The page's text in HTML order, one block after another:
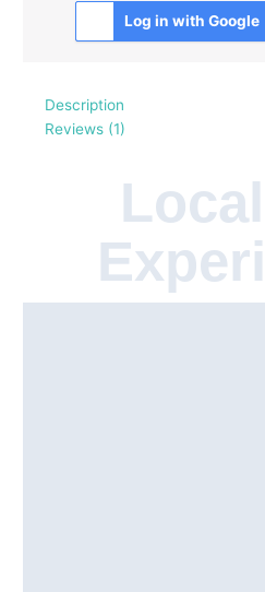
Log in with Google
Description
Reviews (1)